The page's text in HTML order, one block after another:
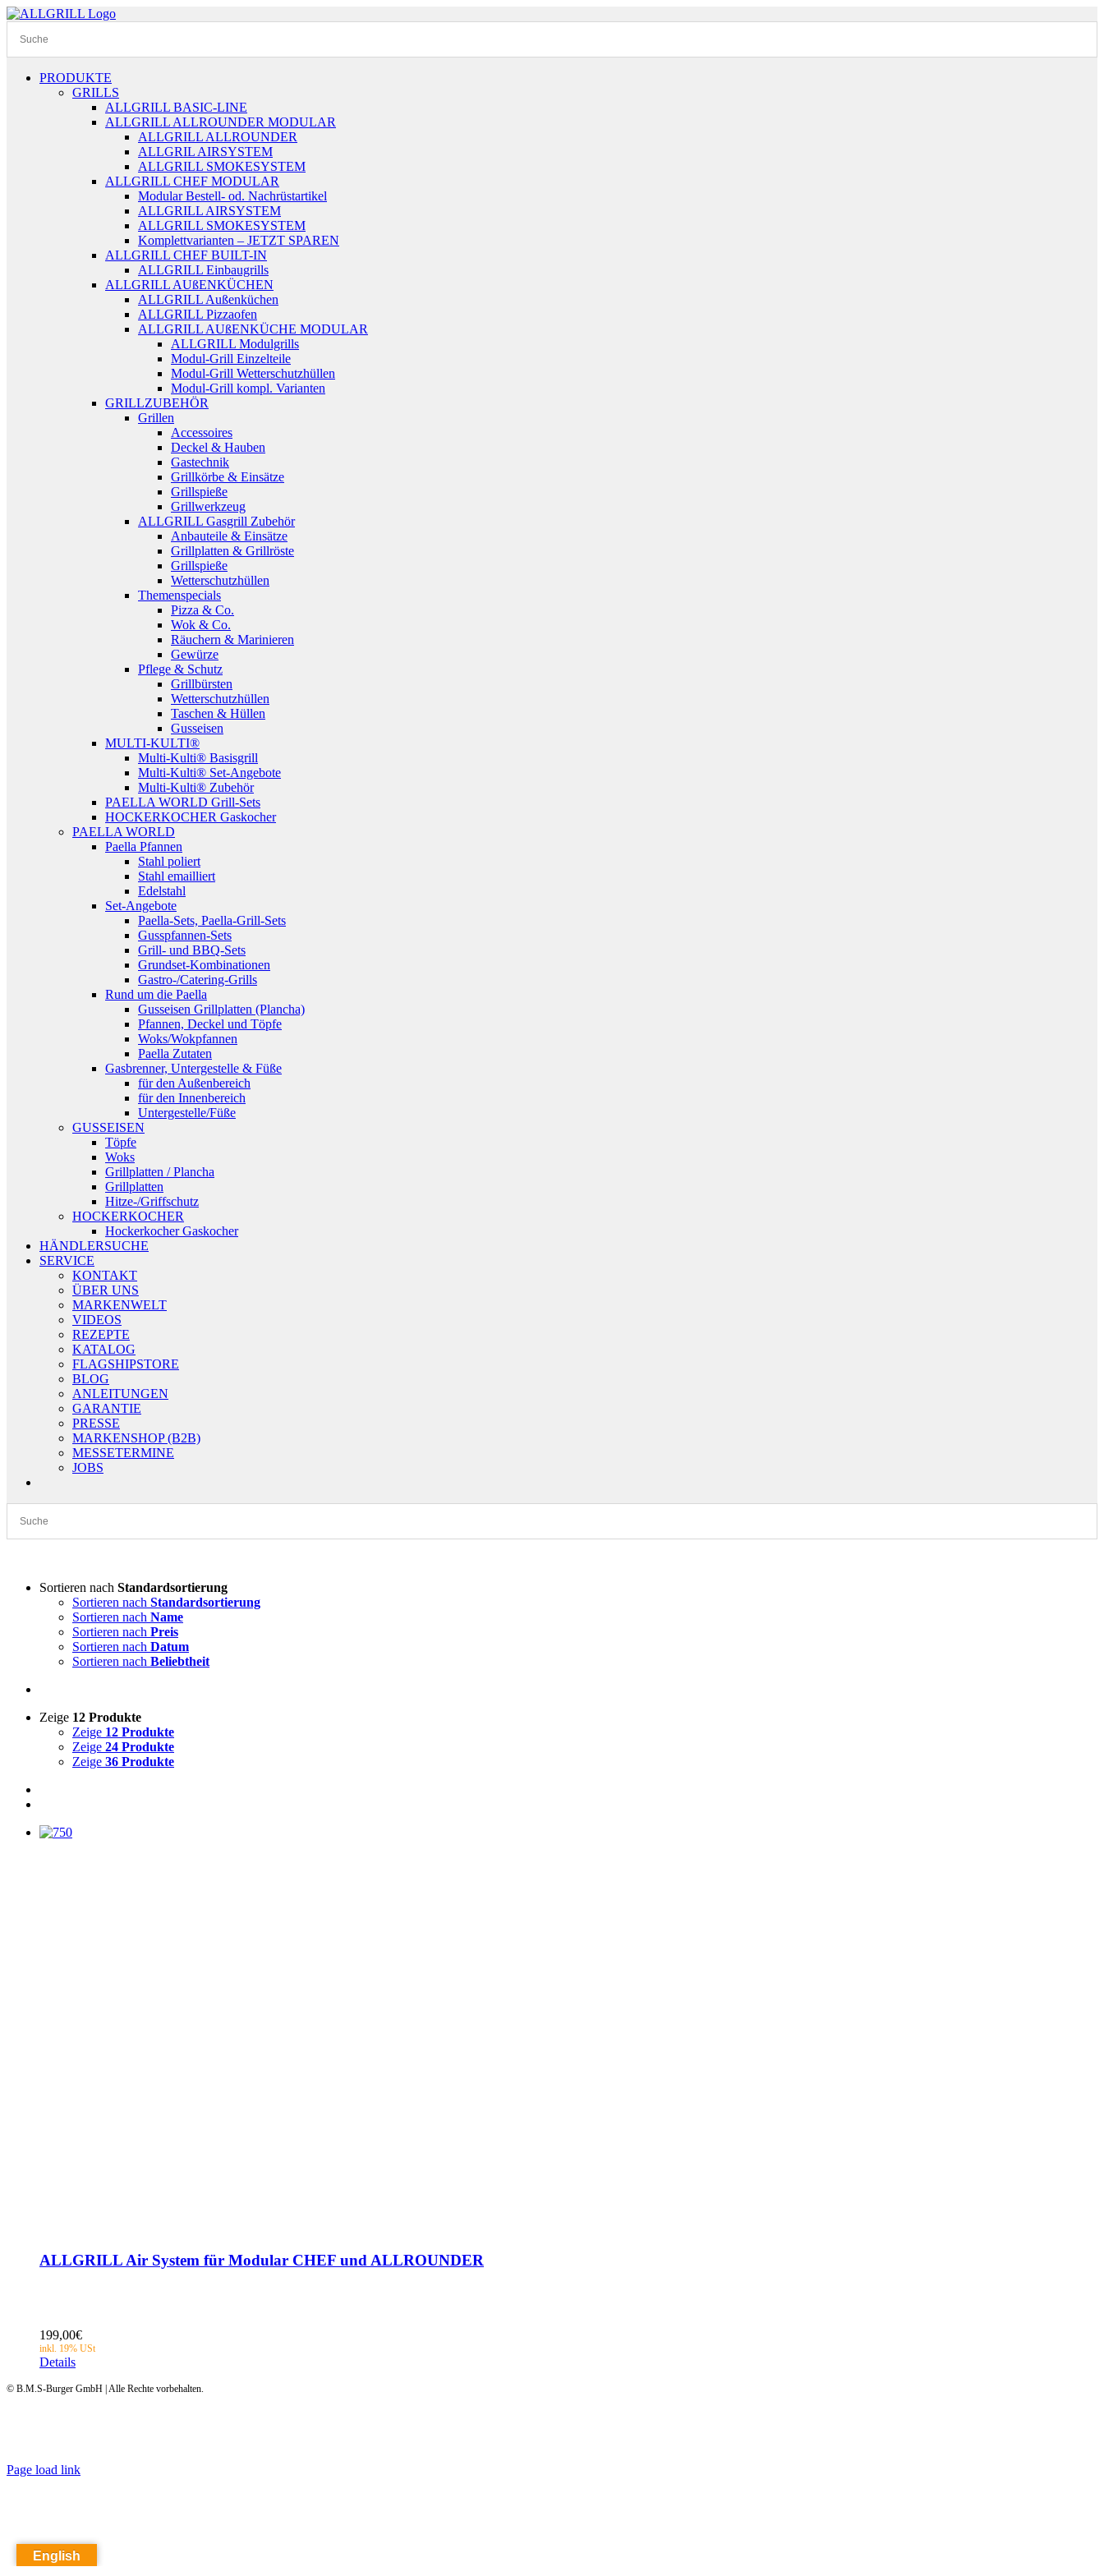
Zum
springen
PRODUKTE
GRILLS
ALLGRILL BASIC-LINE
ALLGRILL ALLROUNDER MODULAR
ALLGRILL ALLROUNDER
ALLGRIL AIRSYSTEM
ALLGRILL SMOKESYSTEM
ALLGRILL CHEF MODULAR
Modular Bestell- od. Nachrüstartikel
ALLGRILL AIRSYSTEM
ALLGRILL SMOKESYSTEM
Komplettvarianten – JETZT SPAREN
ALLGRILL CHEF BUILT-IN
ALLGRILL Einbaugrills
ALLGRILL AUßENKÜCHEN
ALLGRILL Außenküchen
ALLGRILL Pizzaofen
ALLGRILL AUßENKÜCHE MODULAR
ALLGRILL Modulgrills
Modul-Grill Einzelteile
Modul-Grill Wetterschutzhüllen
Modul-Grill kompl. Varianten
GRILLZUBEHÖR
Grillen
Accessoires
Deckel & Hauben
Gastechnik
Grillkörbe & Einsätze
Grillspieße
Grillwerkzeug
ALLGRILL Gasgrill Zubehör
Anbauteile & Einsätze
Grillplatten & Grillröste
Grillspieße
Wetterschutzhüllen
Themenspecials
Pizza & Co.
Wok & Co.
Räuchern & Marinieren
Gewürze
Pflege & Schutz
Grillbürsten
Wetterschutzhüllen
Taschen & Hüllen
Gusseisen
MULTI-KULTI®
Multi-Kulti® Basisgrill
Multi-Kulti® Set-Angebote
Multi-Kulti® Zubehör
PAELLA WORLD Grill-Sets
HOCKERKOCHER Gaskocher
PAELLA WORLD
Paella Pfannen
Stahl poliert
Stahl emailliert
Edelstahl
Set-Angebote
Paella-Sets, Paella-Grill-Sets
Gusspfannen-Sets
Grill- und BBQ-Sets
Grundset-Kombinationen
Gastro-/Catering-Grills
Rund um die Paella
Gusseisen Grillplatten (Plancha)
Pfannen, Deckel und Töpfe
Woks/Wokpfannen
Paella Zutaten
Gasbrenner, Untergestelle & Füße
für den Außenbereich
für den Innenbereich
Untergestelle/Füße
GUSSEISEN
Töpfe
Woks
Grillplatten / Plancha
Grillplatten
Hitze-/Griffschutz
HOCKERKOCHER
Hockerkocher Gaskocher
HÄNDLERSUCHE
SERVICE
KONTAKT
ÜBER UNS
MARKENWELT
VIDEOS
REZEPTE
KATALOG
FLAGSHIPSTORE
BLOG
ANLEITUNGEN
GARANTIE
PRESSE
MARKENSHOP (B2B)
MESSETERMINE
JOBS
Sortieren nach Standardsortierung
Sortieren nach Standardsortierung
Sortieren nach Name
Sortieren nach Preis
Sortieren nach Datum
Sortieren nach Beliebtheit
Zeige 12 Produkte
Zeige 12 Produkte
Zeige 24 Produkte
Zeige 36 Produkte
ALLGRILL Air System für Modular CHEF und ALLROUNDER
199,00€
Details
© B.M.S-Burger GmbH | Alle Rechte vorbehalten.
Page load link
English